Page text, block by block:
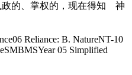
政的、掌权的，现在得知 神
06 Reliance: B. NatureNT-10
SMBMSYear 05 Simplified